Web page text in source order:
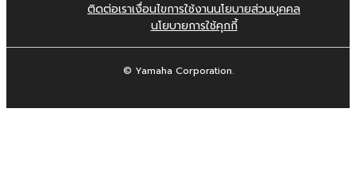
ติดต่อเราเงื่อนไขการใช้งานนโยบายส่วนบุคคล
นโยบายการใช้คุกกี้
© Yamaha Corporation.